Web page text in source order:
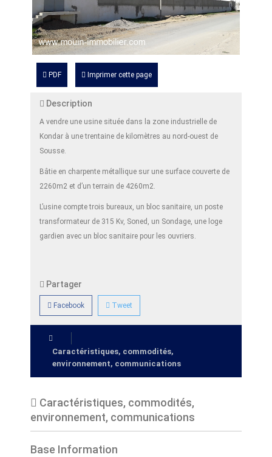
PDF Imprimer cette page
Description
A vendre une usine située dans la zone industrielle de
Kondar à une trentaine de kilomètres au nord-ouest de
Sousse.
Bâtie en charpente métallique sur une surface couverte de
2260m2 et d’un terrain de 4260m2.
L’usine compte trois bureaux, un bloc sanitaire, un poste
transformateur de 315 Kv, Soned, un Sondage, une loge
gardien avec un bloc sanitaire pour les ouvriers.
Partager
Facebook Tweet
Caractéristiques, commodités,
environnement, communications
Caractéristiques, commodités,
environnement, communications
Base Information